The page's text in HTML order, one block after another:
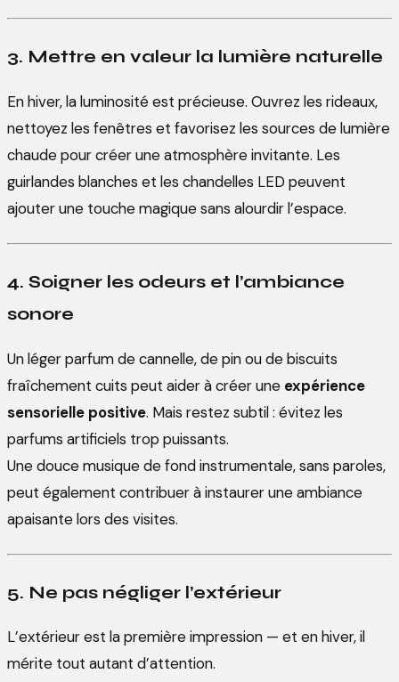
3. Mettre en valeur la lumière naturelle
En hiver, la luminosité est précieuse. Ouvrez les rideaux,
nettoyez les fenêtres et favorisez les sources de lumière
chaude pour créer une atmosphère invitante. Les
guirlandes blanches et les chandelles LED peuvent
ajouter une touche magique sans alourdir l’espace.
4. Soigner les odeurs et l’ambiance
sonore
Un léger parfum de cannelle, de pin ou de biscuits
fraîchement cuits peut aider à créer une expérience
sensorielle positive. Mais restez subtil : évitez les
parfums artificiels trop puissants.
Une douce musique de fond instrumentale, sans paroles,
peut également contribuer à instaurer une ambiance
apaisante lors des visites.
5. Ne pas négliger l’extérieur
L’extérieur est la première impression — et en hiver, il
mérite tout autant d’attention.